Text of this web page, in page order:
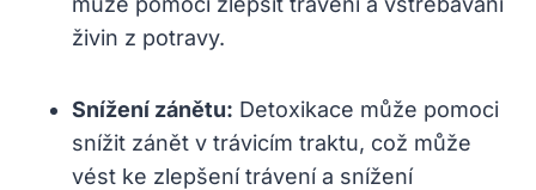
živin z potravy.
Snížení zánětu: Detoxikace může pomoci
snížit zánět v trávicím traktu, což může
vést ke zlepšení trávení a snížení